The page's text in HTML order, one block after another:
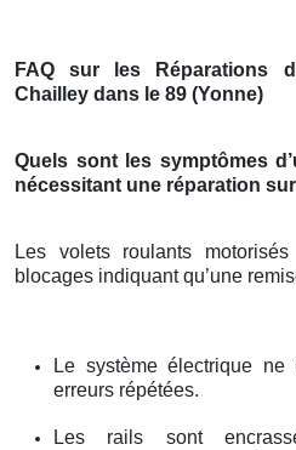
FAQ sur les Réparations
Chailley dans le 89 (Yonne)
Quels sont les symptômes
nécessitant une réparation
Les volets roulants
blocages indiquant qu’une
Le système électrique
erreurs répétées.
Les rails sont